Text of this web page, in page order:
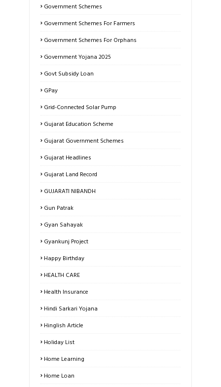
Government Schemes
Government Schemes For Farmers
Government Schemes For Orphans
Government Yojana 2025
Govt Subsidy Loan
GPay
Grid-Connected Solar Pump
Gujarat Education Scheme
Gujarat Government Schemes
Gujarat Headlines
Gujarat Land Record
GUJARATI NIBANDH
Gun Patrak
Gyan Sahayak
Gyankunj Project
Happy Birthday
HEALTH CARE
Health Insurance
Hindi Sarkari Yojana
Hinglish Article
Holiday List
Home Learning
Home Loan